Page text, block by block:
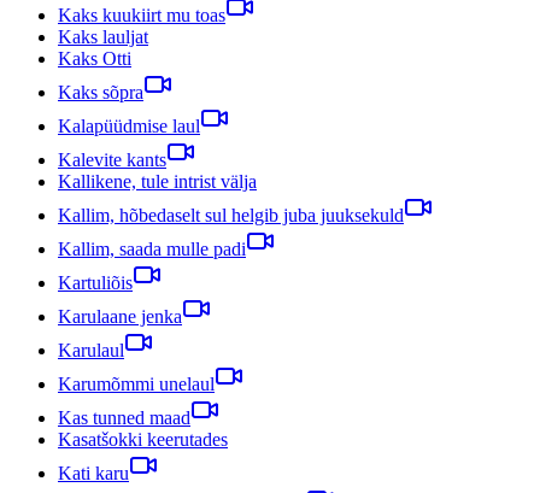
Kaks kuukiirt mu toas
Kaks lauljat
Kaks Otti
Kaks sõpra
Kalapüüdmise laul
Kalevite kants
Kallikene, tule intrist välja
Kallim, hõbedaselt sul helgib juba juuksekuld
Kallim, saada mulle padi
Kartuliõis
Karulaane jenka
Karulaul
Karumõmmi unelaul
Kas tunned maad
Kasatšokki keerutades
Kati karu